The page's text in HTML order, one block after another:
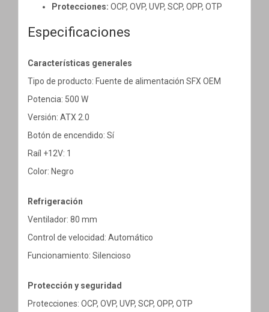
Protecciones: OCP, OVP, UVP, SCP, OPP, OTP
Especificaciones
Características generales
Tipo de producto: Fuente de alimentación SFX OEM
Potencia: 500 W
Versión: ATX 2.0
Botón de encendido: Sí
Raíl +12V: 1
Color: Negro
Refrigeración
Ventilador: 80 mm
Control de velocidad: Automático
Funcionamiento: Silencioso
Protección y seguridad
Protecciones: OCP, OVP, UVP, SCP, OPP, OTP